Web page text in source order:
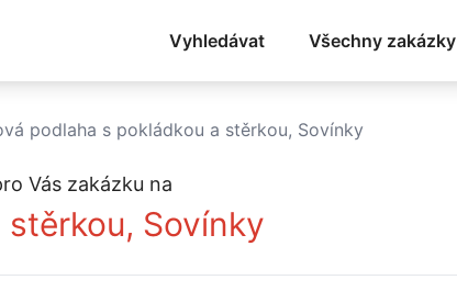
Vyhledávat Všechny zakázky
podlaha s pokládkou a stěrkou, Sovínky
Vás zakázku na
Sovínky